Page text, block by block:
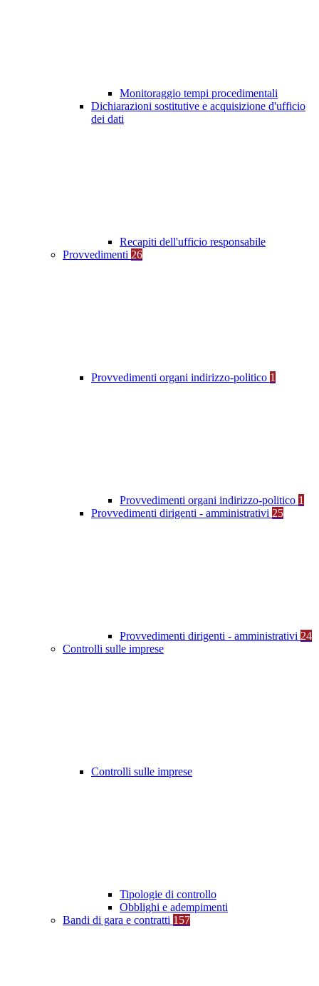
Monitoraggio tempi procedimentali
Dichiarazioni sostitutive e acquisizione d'ufficio
dei dati
Recapiti dell'ufficio responsabile
Provvedimenti 26
Provvedimenti organi indirizzo-politico 1
Provvedimenti organi indirizzo-politico 1
Provvedimenti dirigenti - amministrativi 25
Provvedimenti dirigenti - amministrativi 24
Controlli sulle imprese
Controlli sulle imprese
Tipologie di controllo
Obblighi e adempimenti
Bandi di gara e contratti 157